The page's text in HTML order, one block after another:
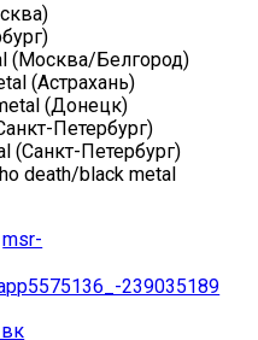
(Москва/Белгород)
(Астрахань)
(Донецк)
Петербург)
(Санкт-Петербург)
death/black metal
msr-
239035189